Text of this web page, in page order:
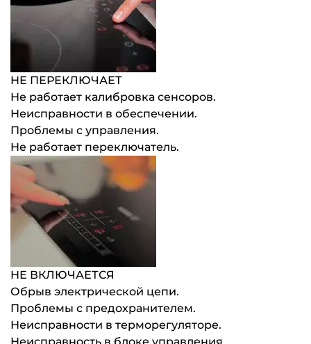
НЕ ПЕРЕКЛЮЧАЕТ
Не работает калибровка сенсоров.
Неисправности в обеспечении.
Проблемы с управления.
Не работает переключатель.
НЕ ВКЛЮЧАЕТСЯ
Обрыв электрической цепи.
Проблемы с предохранителем.
Неисправности в терморегуляторе.